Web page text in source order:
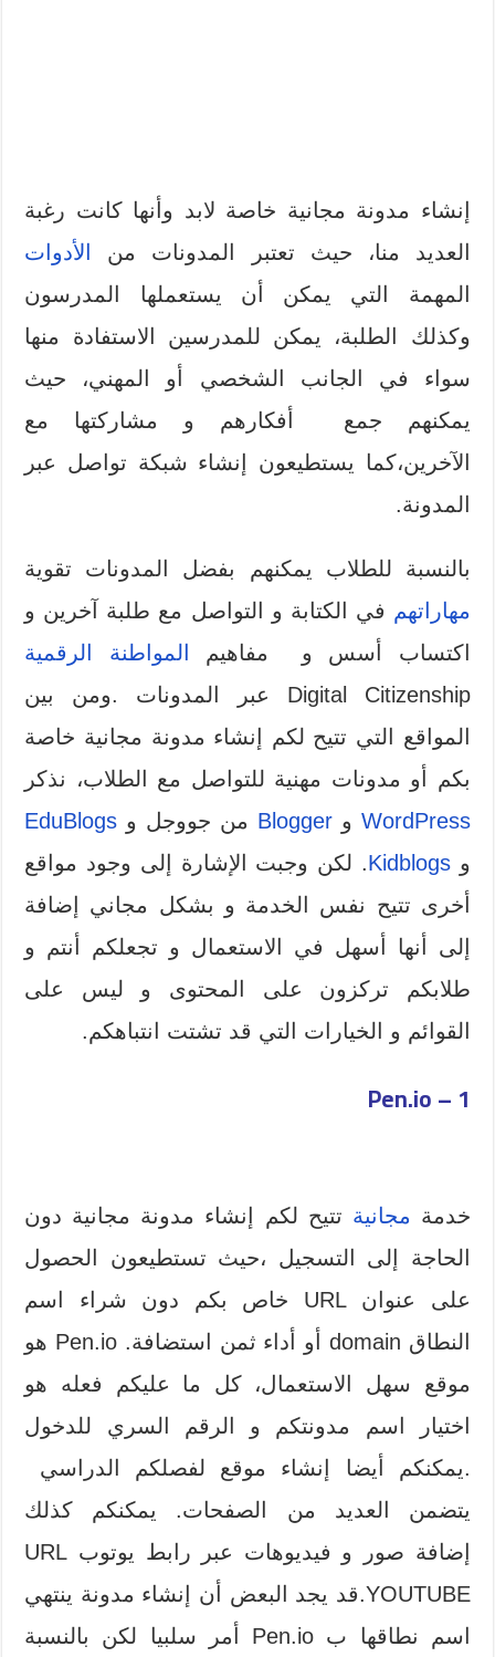
إنشاء مدونة مجانية خاصة لابد وأنها كانت رغبة
العديد منا، حيث تعتبر المدونات من
الأدوات
المهمة التي يمكن أن يستعملها المدرسون
وكذلك الطلبة، يمكن للمدرسين الاستفادة منها
سواء في الجانب الشخصي أو المهني، حيث
يمكنهم جمع أفكارهم و مشاركتها مع
الآخرين،كما يستطيعون إنشاء شبكة تواصل عبر
المدونة.
بالنسبة للطلاب يمكنهم بفضل المدونات تقوية
مهاراتهم في الكتابة و التواصل مع طلبة آخرين و
اكتساب أسس و مفاهيم
المواطنة الرقمية
Digital Citizenship عبر المدونات .ومن بين
المواقع التي تتيح لكم إنشاء مدونة مجانية خاصة
بكم أو مدونات مهنية للتواصل مع الطلاب، نذكر
WordPress وBlogger من جووجل و EduBlogs
وKidblogs. لكن وجبت الإشارة إلى وجود مواقع
أخرى تتيح نفس الخدمة و بشكل مجاني إضافة
إلى أنها أسهل في الاستعمال و تجعلكم أنتم و
طلابكم تركزون على المحتوى و ليس على
القوائم و الخيارات التي قد تشتت انتباهكم.
1 – Pen.io
خدمة مجانية تتيح لكم إنشاء مدونة مجانية دون
الحاجة إلى التسجيل ،حيث تستطيعون الحصول
على عنوان URL خاص بكم دون شراء اسم
النطاق domain أو أداء ثمن استضافة. Pen.io هو
موقع سهل الاستعمال، كل ما عليكم فعله هو
اختيار اسم مدونتكم و الرقم السري للدخول
.يمكنكم أيضا إنشاء موقع لفصلكم الدراسي
يتضمن العديد من الصفحات. يمكنكم كذلك
إضافة صور و فيديوهات عبر رابط يوتوب URL
YOUTUBE.قد يجد البعض أن إنشاء مدونة ينتهي
اسم نطاقها ب Pen.io أمر سلبيا لكن بالنسبة